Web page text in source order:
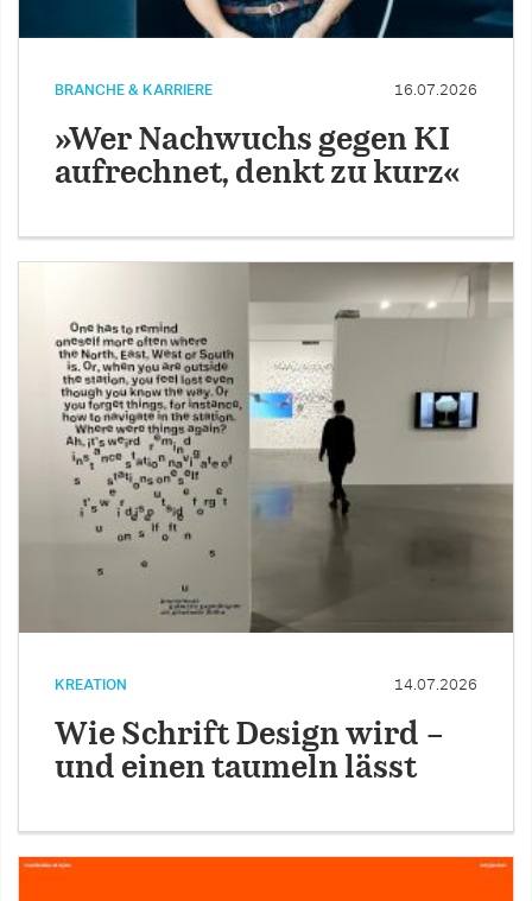
BRANCHE & KARRIERE 16.07.2026
»Wer Nachwuchs gegen KI
aufrechnet, denkt zu kurz«
KREATION 14.07.2026
Wie Schrift Design wird –
und einen taumeln lässt